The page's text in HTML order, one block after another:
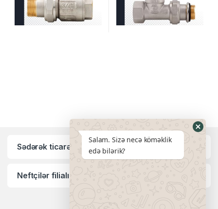
Sədərək ticarət mərkəzi filialı:
Neftçilər filialı:
Salam. Sizə necə köməklik
edə bilərik?